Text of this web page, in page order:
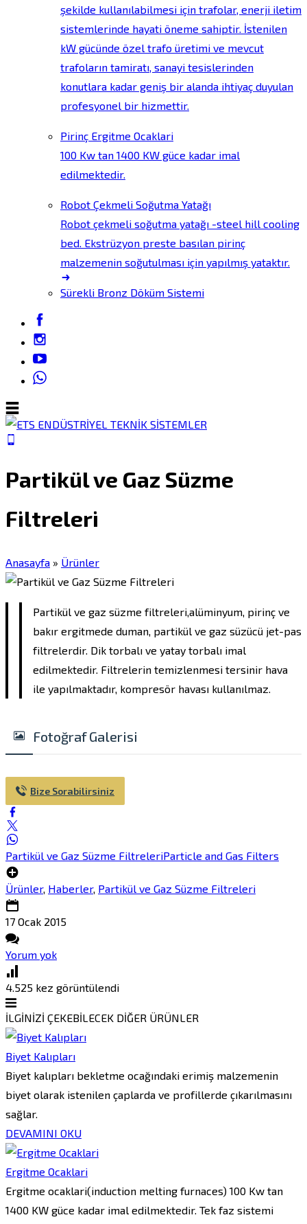
şekilde kullanılabilmesi için trafolar, enerji iletim
sistemlerinde hayati öneme sahiptir. İstenilen
kW gücünde özel trafo üretimi ve mevcut
trafoların tamiratı, sanayi tesislerinden
konutlara kadar geniş bir alanda ihtiyaç duyulan
profesyonel bir hizmettir.
Pirinç Ergitme Ocaklari
100 Kw tan 1400 KW güce kadar imal
edilmektedir.
Robot Çekmeli Soğutma Yatağı
Robot çekmeli soğutma yatağı -steel hill cooling
bed. Ekstrüzyon preste basılan pirinç
malzemenin soğutulması için yapılmış yataktır.
Sürekli Bronz Döküm Sistemi
Partikül ve Gaz Süzme
Filtreleri
Anasayfa » Ürünler
Partikül ve gaz süzme filtreleri,alüminyum, pirinç ve
bakır ergitmede duman, partikül ve gaz süzücü jet-pas
filtrelerdir. Dik torbalı ve yatay torbalı imal
edilmektedir. Filtrelerin temizlenmesi tersinir hava
ile yapılmaktadır, kompresör havası kullanılmaz.
Fotoğraf Galerisi
Bize Sorabilirsiniz
Partikül ve Gaz Süzme FiltreleriParticle and Gas Filters
Ürünler, Haberler, Partikül ve Gaz Süzme Filtreleri
17 Ocak 2015
Yorum yok
4.525 kez görüntülendi
İLGİNİZİ ÇEKEBİLECEK DİĞER ÜRÜNLER
Biyet Kalıpları
Biyet kalıpları bekletme ocağındaki erimiş malzemenin
biyet olarak istenilen çaplarda ve profillerde çıkarılmasını
sağlar.
DEVAMINI OKU
Ergitme Ocaklari
Ergitme ocaklari(induction melting furnaces) 100 Kw tan
1400 KW güce kadar imal edilmektedir. Tek faz sistemi